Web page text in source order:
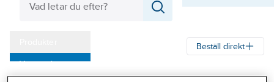
Varumärken
Beställ direkt